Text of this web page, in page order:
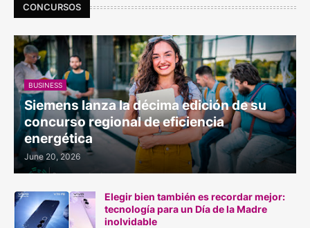
CONCURSOS
BUSINESS
Siemens lanza la décima edición de su
concurso regional de eficiencia
energética
June 20, 2026
Elegir bien también es recordar mejor:
tecnología para un Día de la Madre
inolvidable